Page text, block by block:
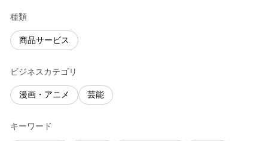
種類
商品サービス
ビジネスカテゴリ
漫画・アニメ 芸能
キーワード